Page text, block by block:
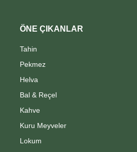
ÖNE ÇIKANLAR
Tahin
Pekmez
Helva
Bal & Reçel
Kahve
Kuru Meyveler
Lokum